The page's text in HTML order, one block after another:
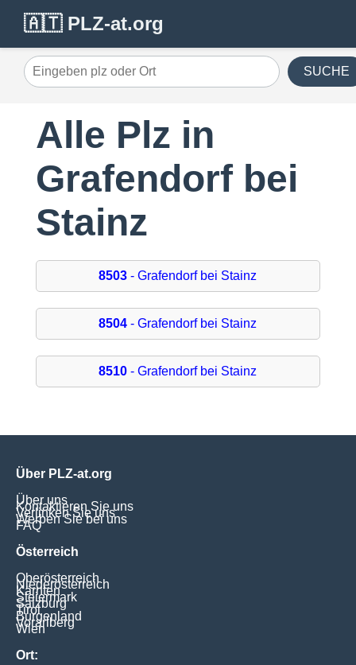
🇦🇹 PLZ-at.org
SUCHE
Alle Plz in
Grafendorf bei
Stainz
8503 - Grafendorf bei Stainz
8504 - Grafendorf bei Stainz
8510 - Grafendorf bei Stainz
Über PLZ-at.org
Über uns
Kontaktieren Sie uns
Verlinken Sie uns
Werben Sie bei uns
FAQ
Österreich
Oberösterreich
Niederösterreich
Kärnten
Steiermark
Salzburg
Tirol
Burgenland
Vorarlberg
Wien
Ort: